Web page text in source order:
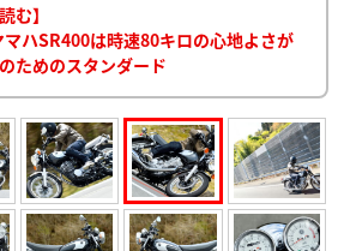
む】
ハSR400は時速80キロの心地よさが
ためのスタンダード